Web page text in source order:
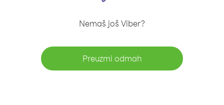
Nemaš još Viber?
Preuzmi odmah